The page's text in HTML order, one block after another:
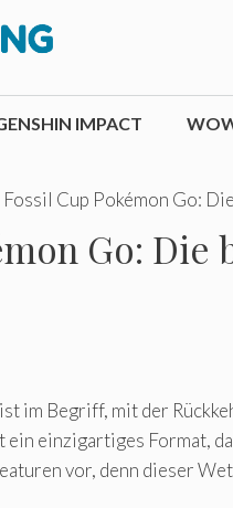
IMPACT
Fossil Cup Pokémon Go:
Go: Die
ist im Begriff, mit der
einzigartiges Format,
vor, denn dieser